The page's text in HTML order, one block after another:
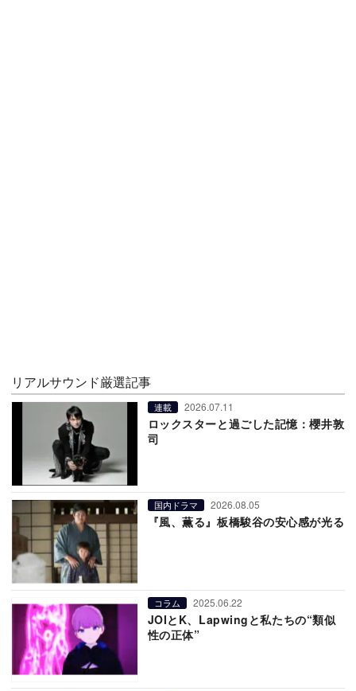
リアルサウンド厳選記事
連載 2026.07.11
ロックスターと過ごした記憶：櫻井敦
司
国内ドラマ 2026.08.05
『風、薫る』板橋駿谷の安心感が光る
コラム 2025.06.22
JOIとK、Lapwingと私たちの“類似
性の正体”